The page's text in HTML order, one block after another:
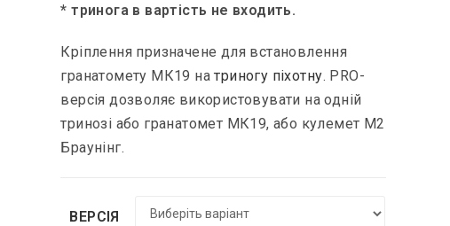
69.550 грн.
* тринога в вартість не входить.
Кріплення призначене для встановлення
гранатомету МК19 натриногу піхотну. PRO-
версія дозволяє використовувати на одній
тринозі або гранатомет МК19, або кулемет М2
Браунінг.
ВЕРСІЯ